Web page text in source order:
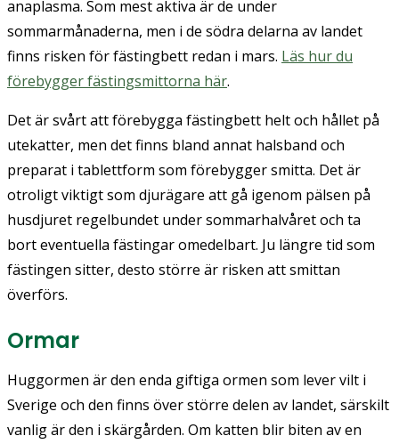
anaplasma. Som mest aktiva är de under
sommarmånaderna, men i de södra delarna av landet
finns risken för fästingbett redan i mars. Läs hur du
förebygger fästingsmittorna här.
Det är svårt att förebygga fästingbett helt och hållet på
utekatter, men det finns bland annat halsband och
preparat i tablettform som förebygger smitta. Det är
otroligt viktigt som djurägare att gå igenom pälsen på
husdjuret regelbundet under sommarhalvåret och ta
bort eventuella fästingar omedelbart. Ju längre tid som
fästingen sitter, desto större är risken att smittan
överförs.
Ormar
Huggormen är den enda giftiga ormen som lever vilt i
Sverige och den finns över större delen av landet, särskilt
vanlig är den i skärgården. Om katten blir biten av en